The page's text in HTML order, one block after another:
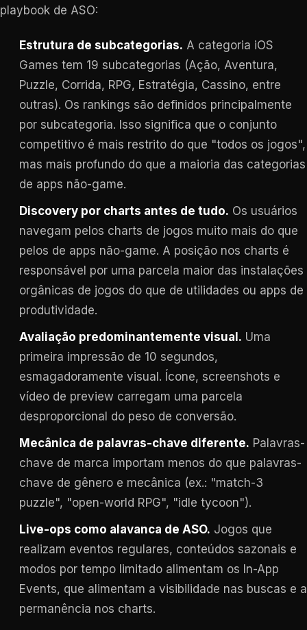
playbook de ASO:
Estrutura de subcategorias. A categoria iOS
Games tem 19 subcategorias (Ação, Aventura,
Puzzle, Corrida, RPG, Estratégia, Cassino, entre
outras). Os rankings são definidos principalmente
por subcategoria. Isso significa que o conjunto
competitivo é mais restrito do que "todos os jogos",
mas mais profundo do que a maioria das categorias
de apps não-game.
Discovery por charts antes de tudo. Os usuários
navegam pelos charts de jogos muito mais do que
pelos de apps não-game. A posição nos charts é
responsável por uma parcela maior das instalações
orgânicas de jogos do que de utilidades ou apps de
produtividade.
Avaliação predominantemente visual. Uma
primeira impressão de 10 segundos,
esmagadoramente visual. Ícone, screenshots e
vídeo de preview carregam uma parcela
desproporcional do peso de conversão.
Mecânica de palavras-chave diferente. Palavras-
chave de marca importam menos do que palavras-
chave de gênero e mecânica (ex.: "match-3
puzzle", "open-world RPG", "idle tycoon").
Live-ops como alavanca de ASO. Jogos que
realizam eventos regulares, conteúdos sazonais e
modos por tempo limitado alimentam os In-App
Events, que alimentam a visibilidade nas buscas e a
permanência nos charts.